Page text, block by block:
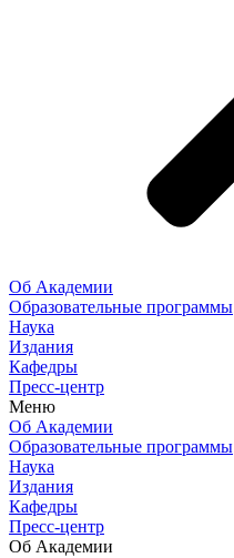
Об Академии
Образовательные программы
Наука
Издания
Кафедры
Пресс-центр
Меню
Об Академии
Образовательные программы
Наука
Издания
Кафедры
Пресс-центр
Об Академии